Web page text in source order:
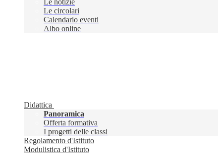
Le notizie
Le circolari
Calendario eventi
Albo online
Didattica
Panoramica
Offerta formativa
I progetti delle classi
Regolamento d'Istituto
Modulistica d'Istituto